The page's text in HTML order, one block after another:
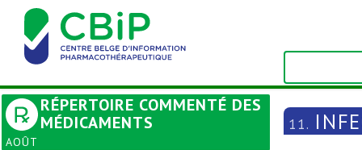
RÉPERTOIRE COMMENTÉ DES
MÉDICAMENTS
AOÛT
11.